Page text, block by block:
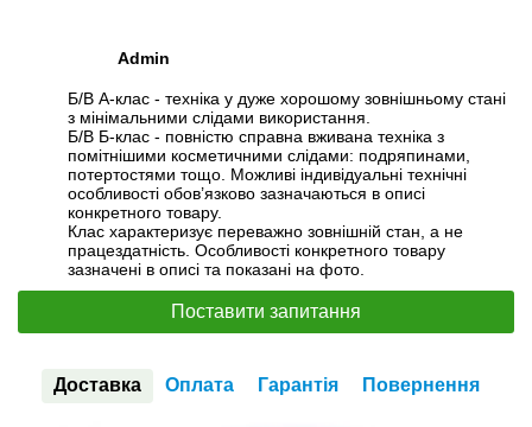
Admin
Б/В А-клас - техніка у дуже хорошому зовнішньому стані
з мінімальними слідами використання.
Б/В Б-клас - повністю справна вживана техніка з
помітнішими косметичними слідами: подряпинами,
потертостями тощо. Можливі індивідуальні технічні
особливості обов’язково зазначаються в описі
конкретного товару.
Клас характеризує переважно зовнішній стан, а не
працездатність. Особливості конкретного товару
зазначені в описі та показані на фото.
Поставити запитання
Доставка Оплата Гарантія Повернення